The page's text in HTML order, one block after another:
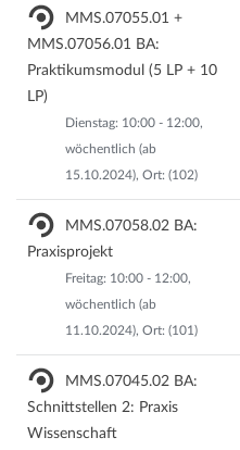
MMS.07055.01 +
MMS.07056.01 BA:
Praktikumsmodul (5 LP + 10
LP)
Dienstag: 10:00 - 12:00,
wöchentlich (ab
15.10.2024), Ort: (102)
MMS.07058.02 BA:
Praxisprojekt
Freitag: 10:00 - 12:00,
wöchentlich (ab
11.10.2024), Ort: (101)
MMS.07045.02 BA:
Schnittstellen 2: Praxis
Wissenschaft